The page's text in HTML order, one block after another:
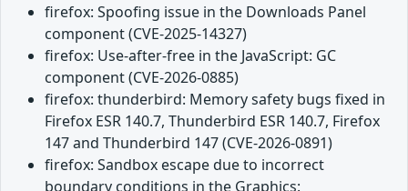
firefox: Spoofing issue in the Downloads Panel
component (CVE-2025-14327)
firefox: Use-after-free in the JavaScript: GC
component (CVE-2026-0885)
firefox: thunderbird: Memory safety bugs fixed in
Firefox ESR 140.7, Thunderbird ESR 140.7, Firefox
147 and Thunderbird 147 (CVE-2026-0891)
firefox: Sandbox escape due to incorrect
boundary conditions in the Graphics: